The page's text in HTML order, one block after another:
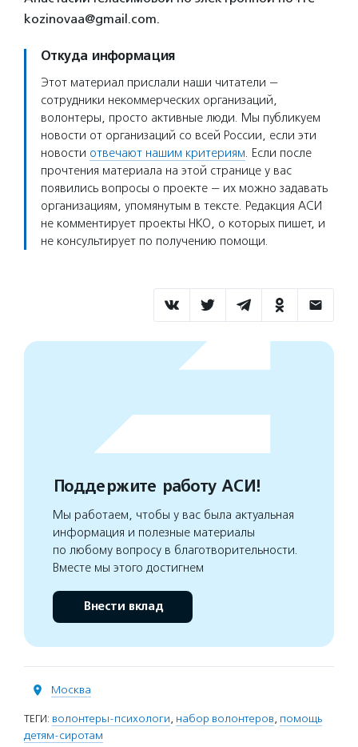
kozinovaa@gmail.com.
Откуда информация
Этот материал прислали наши читатели —
сотрудники некоммерческих организаций,
волонтеры, просто активные люди. Мы публикуем
новости от организаций со всей России, если эти
новости отвечают нашим критериям. Если после
прочтения материала на этой странице у вас
появились вопросы о проекте — их можно задавать
организациям, упомянутым в тексте. Редакция АСИ
не комментирует проекты НКО, о которых пишет, и
не консультирует по получению помощи.
Поддержите работу АСИ!
Мы работаем, чтобы у вас была актуальная
информация и полезные материалы
по любому вопросу в благотворительности.
Вместе мы этого достигнем
Внести вклад
Москва
ТЕГИ: волонтеры-психологи, набор волонтеров, помощь
детям-сиротам